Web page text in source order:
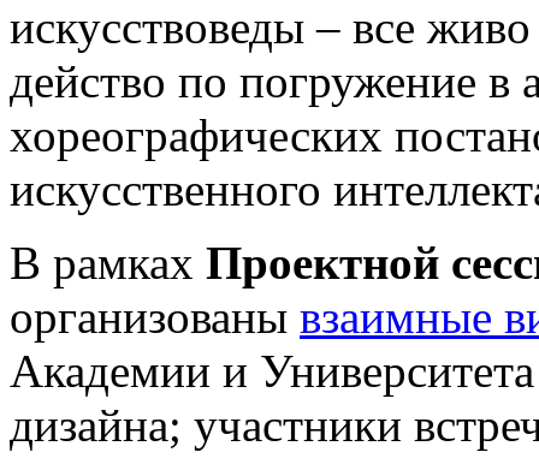
искусствоведы – все
действо по погружение в
хореографических
искусственного
В рамках Проектной
организованы взаимные
Академии и
дизайна; участники